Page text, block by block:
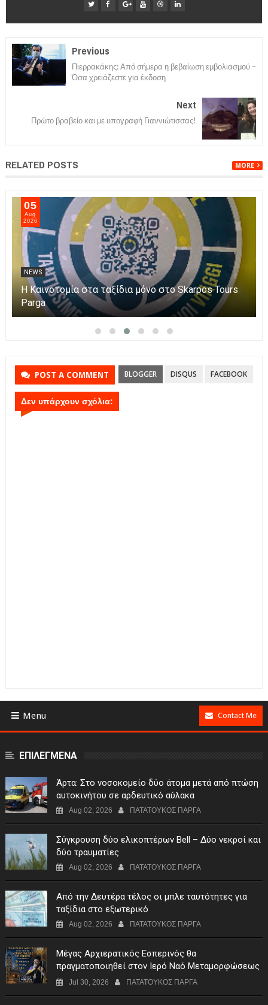
Previous
Πιερρακάκης: Από σήμερα η βεβαίωση εμβολιασμού –
Όσα χρειάζεστε για έκδοση
Next
Πρώτο βραβείο και με υπογραφή Γιαννιώτισσας!
RELATED POSTS MORE
05
Aug
2026
NEWS
Η Καινοτομία στα ταξίδια μόνο στο Skarpos Tours
Parga
POST A COMMENT BLOGGER DISQUS FACEBOOK
Δεν υπάρχουν σχόλια:
Menu Contact Me
ΕΠΙΛΕΓΜΕΝΑ
Άρτα: Στο νοσοκομείο δύο άτομα μετά από πτώση
αυτοκινήτου σε αρδευτικό αύλακα
Aug 02, 2026 ΠΑΤΑΤΟΥΚΟΣ ΠΑΡΓΑ
Σύγκρουση δύο ελικοπτέρων Bell – Δύο νεκροί και
δύο τραυματίες
Aug 02, 2026 ΠΑΤΑΤΟΥΚΟΣ ΠΑΡΓΑ
Από την Δευτέρα τέλος οι μπλε ταυτότητες για
ταξίδια στο εξωτερικό
Aug 02, 2026 ΠΑΤΑΤΟΥΚΟΣ ΠΑΡΓΑ
Μέγας Αρχιερατικός Εσπερινός θα
πραγματοποιηθεί στον Ιερό Ναό Μεταμορφώσεως
του Σωτήρος Σταυροχωρίου στης 5 Αυγούστου
Jul 30, 2026 ΠΑΤΑΤΟΥΚΟΣ ΠΑΡΓΑ